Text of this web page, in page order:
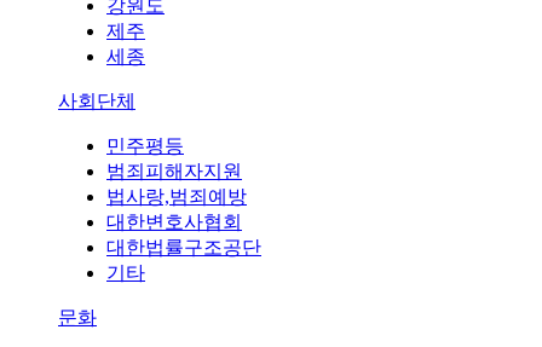
강원도
제주
세종
사회단체
민주평등
범죄피해자지원
법사랑,범죄예방
대한변호사협회
대한법률구조공단
기타
문화